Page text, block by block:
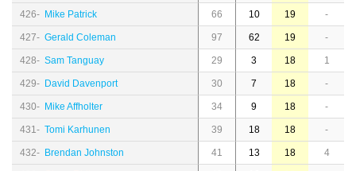
426- Mike Patrick 66 10 19 -
427- Gerald Coleman 97 62 19 -
428- Sam Tanguay 29 3 18 1
429- David Davenport 30 7 18 -
430- Mike Affholter 34 9 18 -
431- Tomi Karhunen 39 18 18 -
432- Brendan Johnston 41 13 18 4